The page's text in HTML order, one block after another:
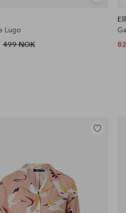
Lugo
499 NOK
Legg